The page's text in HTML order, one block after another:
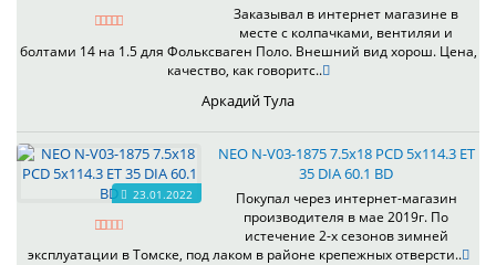
Заказывал в интернет магазине в
месте с колпачками, вентиляи и
болтами 14 на 1.5 для Фольксваген Поло. Внешний вид хорош. Цена,
качество, как говоритс..
Аркадий Тула
23.01.2022
NEO N-V03-1875 7.5x18 PCD 5x114.3 ET
35 DIA 60.1 BD
Покупал через интернет-магазин
производителя в мае 2019г. По
истечение 2-х сезонов зимней
эксплуатации в Томске, под лаком в районе крепежных отверсти..